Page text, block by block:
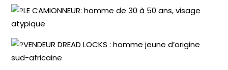
LE CAMIONNEUR: homme de 30 à 50 ans, visage
atypique
VENDEUR DREAD LOCKS : homme jeune d’origine
sud-africaine